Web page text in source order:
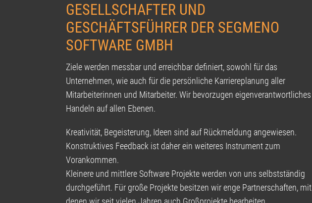
GESELLSCHAFTER UND
GESCHÄFTSFÜHRER DER SEGMENO
SOFTWARE GMBH
Ziele werden messbar und erreichbar definiert, sowohl für das
Unternehmen, wie auch für die persönliche Karriereplanung aller
Mitarbeiterinnen und Mitarbeiter. Wir bevorzugen eigenverantwortliches
Handeln auf allen Ebenen.
Kreativität, Begeisterung, Ideen sind auf Rückmeldung angewiesen.
Konstruktives Feedback ist daher ein weiteres Instrument zum
Vorankommen.
Kleinere und mittlere Software Projekte werden von uns selbstständig
durchgeführt. Für große Projekte besitzen wir enge Partnerschaften, mit